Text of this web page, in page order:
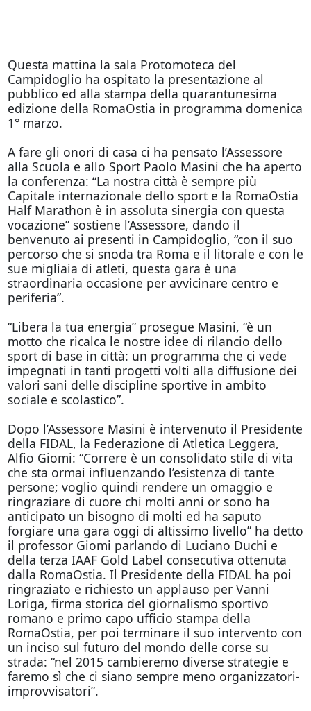
Questa mattina la sala Protomoteca del
Campidoglio ha ospitato la presentazione al
pubblico ed alla stampa della quarantunesima
edizione della RomaOstia in programma domenica
1° marzo.
A fare gli onori di casa ci ha pensato l’Assessore
alla Scuola e allo Sport Paolo Masini che ha aperto
la conferenza: “La nostra città è sempre più
Capitale internazionale dello sport e la RomaOstia
Half Marathon è in assoluta sinergia con questa
vocazione” sostiene l’Assessore, dando il
benvenuto ai presenti in Campidoglio, “con il suo
percorso che si snoda tra Roma e il litorale e con le
sue migliaia di atleti, questa gara è una
straordinaria occasione per avvicinare centro e
periferia”.
“Libera la tua energia” prosegue Masini, “è un
motto che ricalca le nostre idee di rilancio dello
sport di base in città: un programma che ci vede
impegnati in tanti progetti volti alla diffusione dei
valori sani delle discipline sportive in ambito
sociale e scolastico”.
Dopo l’Assessore Masini è intervenuto il Presidente
della FIDAL, la Federazione di Atletica Leggera,
Alfio Giomi: “Correre è un consolidato stile di vita
che sta ormai influenzando l’esistenza di tante
persone; voglio quindi rendere un omaggio e
ringraziare di cuore chi molti anni or sono ha
anticipato un bisogno di molti ed ha saputo
forgiare una gara oggi di altissimo livello” ha detto
il professor Giomi parlando di Luciano Duchi e
della terza IAAF Gold Label consecutiva ottenuta
dalla RomaOstia. Il Presidente della FIDAL ha poi
ringraziato e richiesto un applauso per Vanni
Loriga, firma storica del giornalismo sportivo
romano e primo capo ufficio stampa della
RomaOstia, per poi terminare il suo intervento con
un inciso sul futuro del mondo delle corse su
strada: “nel 2015 cambieremo diverse strategie e
faremo sì che ci siano sempre meno organizzatori-
improvvisatori”.